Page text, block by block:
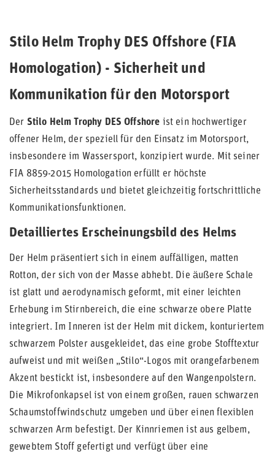
Stilo Helm Trophy DES Offshore (FIA
Homologation) - Sicherheit und
Kommunikation für den Motorsport
Der Stilo Helm Trophy DES Offshore ist ein hochwertiger
offener Helm, der speziell für den Einsatz im Motorsport,
insbesondere im Wassersport, konzipiert wurde. Mit seiner
FIA 8859-2015 Homologation erfüllt er höchste
Sicherheitsstandards und bietet gleichzeitig fortschrittliche
Kommunikationsfunktionen.
Detailliertes Erscheinungsbild des Helms
Der Helm präsentiert sich in einem auffälligen, matten
Rotton, der sich von der Masse abhebt. Die äußere Schale
ist glatt und aerodynamisch geformt, mit einer leichten
Erhebung im Stirnbereich, die eine schwarze obere Platte
integriert. Im Inneren ist der Helm mit dickem, konturiertem
schwarzem Polster ausgekleidet, das eine grobe Stofftextur
aufweist und mit weißen „Stilo“-Logos mit orangefarbenem
Akzent bestickt ist, insbesondere auf den Wangenpolstern.
Die Mikrofonkapsel ist von einem großen, rauen schwarzen
Schaumstoffwindschutz umgeben und über einen flexiblen
schwarzen Arm befestigt. Der Kinnriemen ist aus gelbem,
gewebtem Stoff gefertigt und verfügt über eine